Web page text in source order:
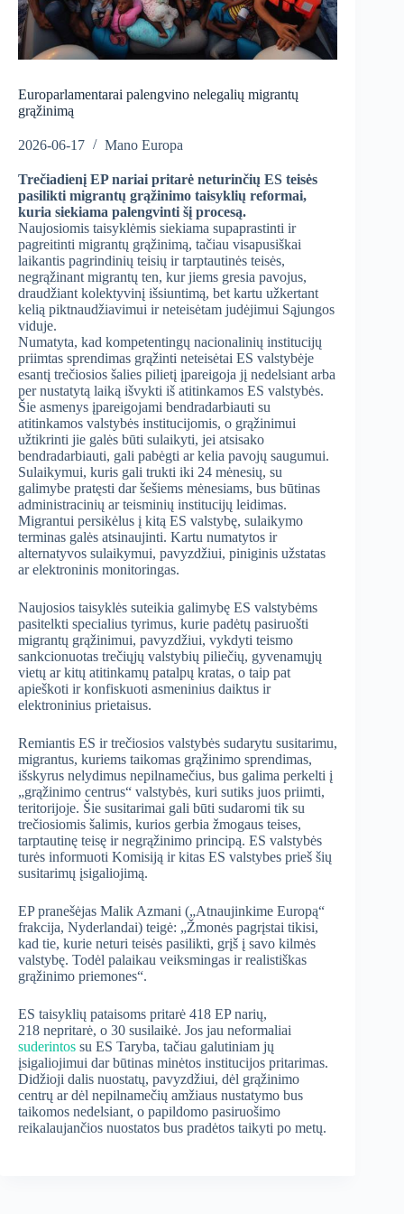
Europarlamentarai palengvino nelegalių migrantų
grąžinimą
2026-06-17 Mano Europa
Trečiadienį EP nariai pritarė neturinčių ES teisės
pasilikti migrantų grąžinimo taisyklių reformai,
kuria siekiama palengvinti šį procesą.
Naujosiomis taisyklėmis siekiama supaprastinti ir
pagreitinti migrantų grąžinimą, tačiau visapusiškai
laikantis pagrindinių teisių ir tarptautinės teisės,
negrąžinant migrantų ten, kur jiems gresia pavojus,
draudžiant kolektyvinį išsiuntimą, bet kartu užkertant
kelią piktnaudžiavimui ir neteisėtam judėjimui Sąjungos
viduje.
Numatyta, kad kompetentingų nacionalinių institucijų
priimtas sprendimas grąžinti neteisėtai ES valstybėje
esantį trečiosios šalies pilietį įpareigoja jį nedelsiant arba
per nustatytą laiką išvykti iš atitinkamos ES valstybės.
Šie asmenys įpareigojami bendradarbiauti su
atitinkamos valstybės institucijomis, o grąžinimui
užtikrinti jie galės būti sulaikyti, jei atsisako
bendradarbiauti, gali pabėgti ar kelia pavojų saugumui.
Sulaikymui, kuris gali trukti iki 24 mėnesių, su
galimybe pratęsti dar šešiems mėnesiams, bus būtinas
administracinių ar teisminių institucijų leidimas.
Migrantui persikėlus į kitą ES valstybę, sulaikymo
terminas galės atsinaujinti. Kartu numatytos ir
alternatyvos sulaikymui, pavyzdžiui, piniginis užstatas
ar elektroninis monitoringas.
Naujosios taisyklės suteikia galimybę ES valstybėms
pasitelkti specialius tyrimus, kurie padėtų pasiruošti
migrantų grąžinimui, pavyzdžiui, vykdyti teismo
sankcionuotas trečiųjų valstybių piliečių, gyvenamųjų
vietų ar kitų atitinkamų patalpų kratas, o taip pat
apieškoti ir konfiskuoti asmeninius daiktus ir
elektroninius prietaisus.
Remiantis ES ir trečiosios valstybės sudarytu susitarimu,
migrantus, kuriems taikomas grąžinimo sprendimas,
išskyrus nelydimus nepilnamečius, bus galima perkelti į
„grąžinimo centrus“ valstybės, kuri sutiks juos priimti,
teritorijoje. Šie susitarimai gali būti sudaromi tik su
trečiosiomis šalimis, kurios gerbia žmogaus teises,
tarptautinę teisę ir negrąžinimo principą. ES valstybės
turės informuoti Komisiją ir kitas ES valstybes prieš šių
susitarimų įsigaliojimą.
EP pranešėjas Malik Azmani („Atnaujinkime Europą“
frakcija, Nyderlandai) teigė: „Žmonės pagrįstai tikisi,
kad tie, kurie neturi teisės pasilikti, grįš į savo kilmės
valstybę. Todėl palaikau veiksmingas ir realistiškas
grąžinimo priemones“.
ES taisyklių pataisoms pritarė 418 EP narių,
218 nepritarė, o 30 susilaikė. Jos jau neformaliai
suderintos su ES Taryba, tačiau galutiniam jų
įsigaliojimui dar būtinas minėtos institucijos pritarimas.
Didžioji dalis nuostatų, pavyzdžiui, dėl grąžinimo
centrų ar dėl nepilnamečių amžiaus nustatymo bus
taikomos nedelsiant, o papildomo pasiruošimo
reikalaujančios nuostatos bus pradėtos taikyti po metų.